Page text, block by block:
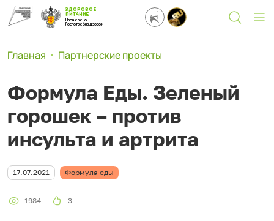
ЗДОРОВОЕ
ПИТАНИЕ
Проверено
Роспотребнадзором
Главная Партнерские проекты
Формула Еды. Зеленый
горошек – против
инсульта и артрита
17.07.2021 Формула еды
1984 3